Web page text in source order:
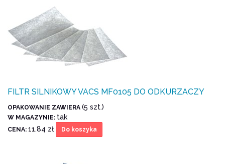
FILTR SILNIKOWY VACS MF0105 DO ODKURZACZY
OPAKOWANIE ZAWIERA (5 szt.)
W MAGAZYNIE: tak
CENA: 11.84 zł Do koszyka